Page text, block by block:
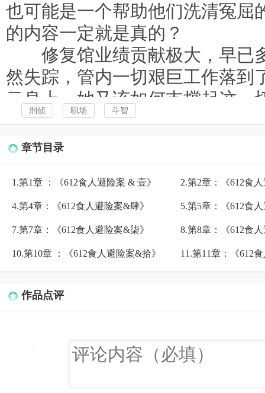
也可能是一个帮助他们洗清冤屈
的内容一定就是真的？
修复馆业绩贡献极大，早已
然失踪，管内一切艰巨工作落到
云身上，她又该如何支撑起这一
天降天才少女为其打辅助，与
交，却在即将找出前馆长失踪案
昔日好友变为杀母嫌疑人，
竟是真相还是另有隐情……
刑侦 职场 斗智
章节目录
1.第1章 ：《612食人避险案 & 壹》 2.第2章：《612食
4.第4章：《612食人避险案&肆》 5.第5章：《612食
7.第7章：《612食人避险案&柒》 8.第8章：《612食
10.第10章 ：《612食人避险案&拾》 11.第11章：《612
作品点评